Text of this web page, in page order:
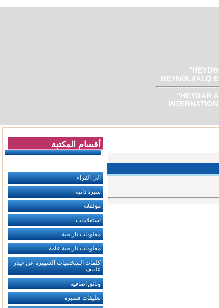
BEYNƏLXALQ
"HEYDAR
أقسام المكتبة
الى القراء
سيرة ذاتية
مؤلفاته
استعلامات
معلومات تاريخية
معلومات تاريخية عامة
كلمات الشخصيات الشهيرة عن حيدر
‏علييف
وثائق اضافية
تعليقات قصيرة